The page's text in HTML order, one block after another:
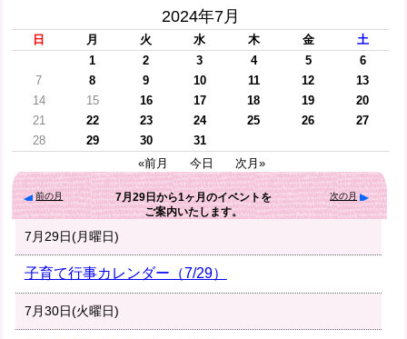
2024年7月
日 月 火 水 木 金
土
1
2 3 4 5
6
7
8 9 10 11 12
13
14
15 16 17 18 19
20
21
22 23 24 25 26
27
28
29 30
31
«前月
今日 次月»
前の月 7月29日 から1ヶ月のイベントを
ご案内いたします。
次の月
7月29日(月曜日)
子育て行事カレンダー（7/29）
7月30日(火曜日)